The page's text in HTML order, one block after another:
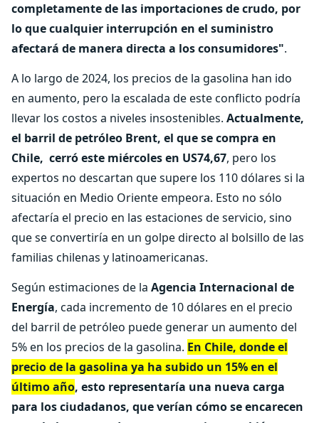
completamente de las importaciones de crudo, por
lo que cualquier interrupción en el suministro
afectará de manera directa a los consumidores".
A lo largo de 2024, los precios de la gasolina han ido
en aumento, pero la escalada de este conflicto podría
llevar los costos a niveles insostenibles. Actualmente,
el barril de petróleo Brent, el que se compra en
Chile, cerró este miércoles en US74,67, pero los
expertos no descartan que supere los 110 dólares si la
situación en Medio Oriente empeora. Esto no sólo
afectaría el precio en las estaciones de servicio, sino
que se convertiría en un golpe directo al bolsillo de las
familias chilenas y latinoamericanas.
Según estimaciones de la Agencia Internacional de
Energía, cada incremento de 10 dólares en el precio
del barril de petróleo puede generar un aumento del
5% en los precios de la gasolina. En Chile, donde el
precio de la gasolina ya ha subido un 15% en el
último año, esto representaría una nueva carga
para los ciudadanos, que verían cómo se encarecen